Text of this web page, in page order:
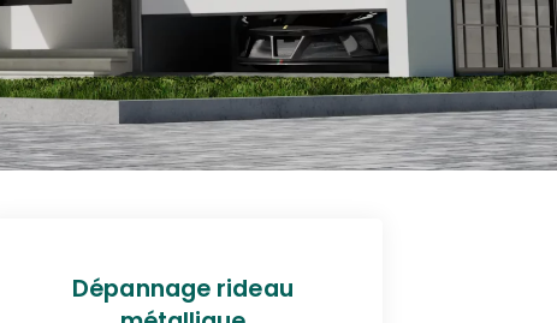
Dépannage rideau